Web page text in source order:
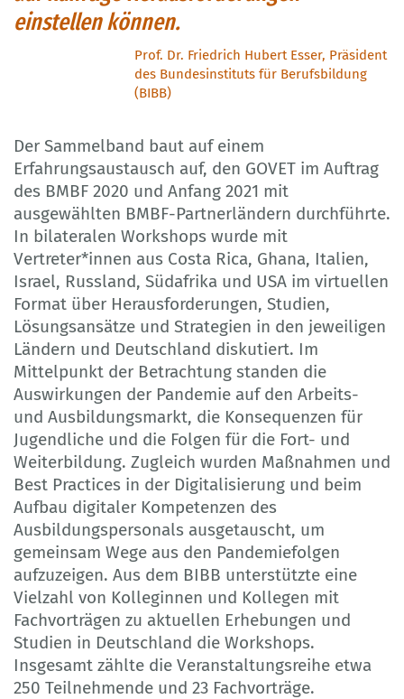
einstellen können.
Prof. Dr. Friedrich Hubert Esser, Präsident
des Bundesinstituts für Berufsbildung
(BIBB)
Der Sammelband baut auf einem
Erfahrungsaustausch auf, den GOVET im Auftrag
des BMBF 2020 und Anfang 2021 mit
ausgewählten BMBF-Partnerländern durchführte.
In bilateralen Workshops wurde mit
Vertreter*innen aus Costa Rica, Ghana, Italien,
Israel, Russland, Südafrika und USA im virtuellen
Format über Herausforderungen, Studien,
Lösungsansätze und Strategien in den jeweiligen
Ländern und Deutschland diskutiert. Im
Mittelpunkt der Betrachtung standen die
Auswirkungen der Pandemie auf den Arbeits-
und Ausbildungsmarkt, die Konsequenzen für
Jugendliche und die Folgen für die Fort- und
Weiterbildung. Zugleich wurden Maßnahmen und
Best Practices in der Digitalisierung und beim
Aufbau digitaler Kompetenzen des
Ausbildungspersonals ausgetauscht, um
gemeinsam Wege aus den Pandemiefolgen
aufzuzeigen. Aus dem BIBB unterstützte eine
Vielzahl von Kolleginnen und Kollegen mit
Fachvorträgen zu aktuellen Erhebungen und
Studien in Deutschland die Workshops.
Insgesamt zählte die Veranstaltungsreihe etwa
250 Teilnehmende und 23 Fachvorträge.